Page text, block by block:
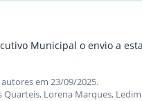
Municipal o envio a
em 23/09/2025.
Quarteis, Lorena Marques, Ledim